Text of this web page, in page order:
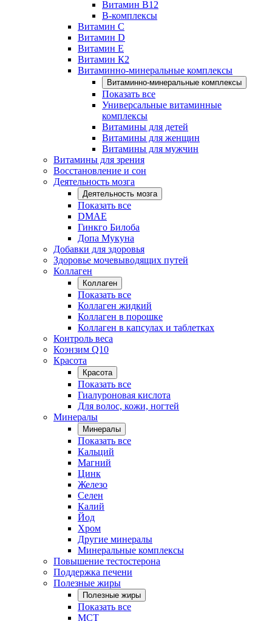
Витамин B12
B-комплексы
Витамин C
Витамин D
Витамин E
Витамин К2
Витаминно-минеральные комплексы
Витаминно-минеральные комплексы
Показать все
Универсальные витаминные
комплексы
Витамины для детей
Витамины для женщин
Витамины для мужчин
Витамины для зрения
Восстановление и сон
Деятельность мозга
Деятельность мозга
Показать все
DMAE
Гинкго Билоба
Допа Мукуна
Добавки для здоровья
Здоровье мочевыводящих путей
Коллаген
Коллаген
Показать все
Коллаген жидкий
Коллаген в порошке
Коллаген в капсулах и таблетках
Контроль веса
Коэнзим Q10
Красота
Красота
Показать все
Гиалуроновая кислота
Для волос, кожи, ногтей
Минералы
Минералы
Показать все
Кальций
Магний
Цинк
Железо
Селен
Калий
Йод
Хром
Другие минералы
Минеральные комплексы
Повышение тестостерона
Поддержка печени
Полезные жиры
Полезные жиры
Показать все
MCT